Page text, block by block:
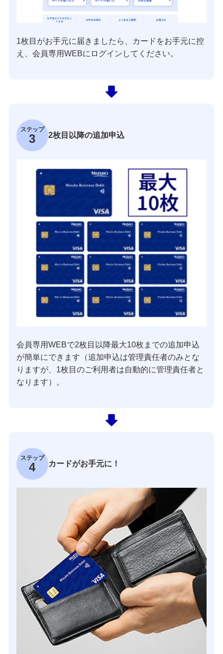
1枚目がお手元に届きましたら、カードをお手元に控
え、会員専用WEBにログインしてください。
ステップ
3 2枚目以降の追加申込
会員専用WEBで2枚目以降最大10枚までの追加申込
が簡単にできます（追加申込は管理責任者のみとな
りますが、1枚目のご利用者は自動的に管理責任者と
なります）。
ステップ
4 カードがお手元に！